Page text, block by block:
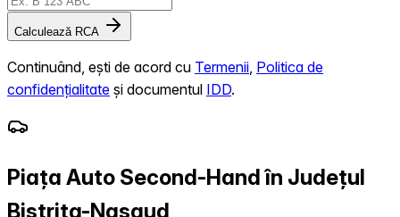
Calculează RCA
Continuând, ești de acord cu Termenii Politica de
confidențialitate și documentul IDD.
Piața Auto Second-Hand în Județul
Bistrita-Nasaud